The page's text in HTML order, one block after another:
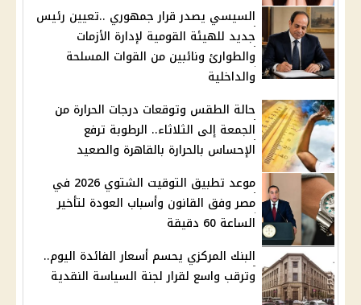
السيسي يصدر قرار جمهوري ..تعيين رئيس
جديد للهيئة القومية لإدارة الأزمات
والطوارئ ونائبين من القوات المسلحة
والداخلية
حالة الطقس وتوقعات درجات الحرارة من
الجمعة إلى الثلاثاء.. الرطوبة ترفع
الإحساس بالحرارة بالقاهرة والصعيد
موعد تطبيق التوقيت الشتوي 2026 في
مصر وفق القانون وأسباب العودة لتأخير
الساعة 60 دقيقة
البنك المركزي يحسم أسعار الفائدة اليوم..
وترقب واسع لقرار لجنة السياسة النقدية